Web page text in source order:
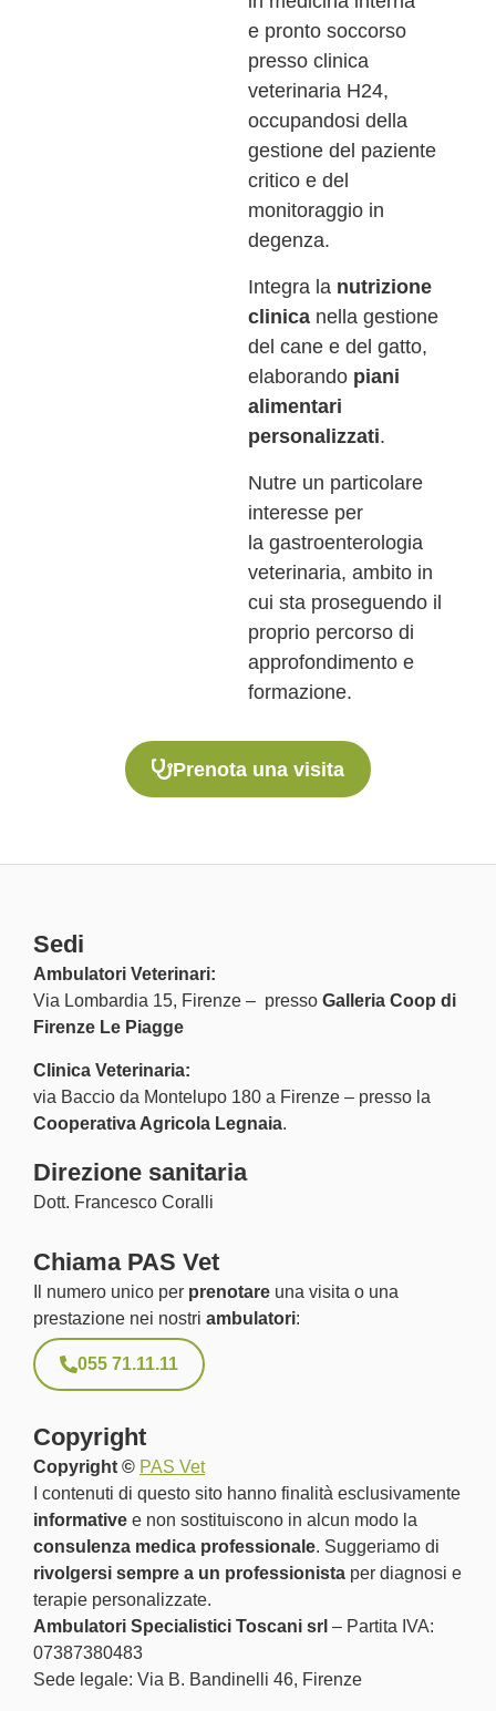
e pronto soccorso
presso clinica
veterinaria H24,
occupandosi della
gestione del paziente
critico e del
monitoraggio in
degenza.
Integra la nutrizione
clinica nella gestione
del cane e del gatto,
elaborando piani
alimentari
personalizzati.
Nutre un particolare
interesse per
la gastroenterologia
veterinaria, ambito in
cui sta proseguendo il
proprio percorso di
approfondimento e
formazione.
Prenota una visita
Sedi
Ambulatori Veterinari:
Via Lombardia 15, Firenze – presso Galleria Coop di
Firenze Le Piagge
Clinica Veterinaria:
via Baccio da Montelupo 180 a Firenze – presso la
Cooperativa Agricola Legnaia.
Direzione sanitaria
Dott. Francesco Coralli
Chiama PAS Vet
Il numero unico per prenotare una visita o una
prestazione nei nostri ambulatori:
055 71.11.11
Copyright
Copyright © PAS Vet
I contenuti di questo sito hanno finalità esclusivamente
informative e non sostituiscono in alcun modo la
consulenza medica professionale. Suggeriamo di
rivolgersi sempre a un professionista per diagnosi e
terapie personalizzate.
Ambulatori Specialistici Toscani srl – Partita IVA:
07387380483
Sede legale: Via B. Bandinelli 46, Firenze